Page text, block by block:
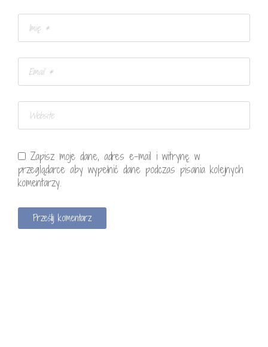
Zapisz moje dane, adres e-mail i witrynę w
przeglądarce aby wypełnić dane podczas pisania kolejnych
komentarzy.